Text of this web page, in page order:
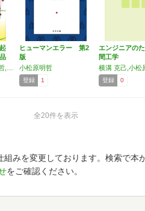
ヒューマンエラー 第2
版
小松原明哲
登録 1
エンジニアの
間工学
横溝 克己,小松
登録 0
全20件を表示
みを変更しております。検索で本
をご確認ください。